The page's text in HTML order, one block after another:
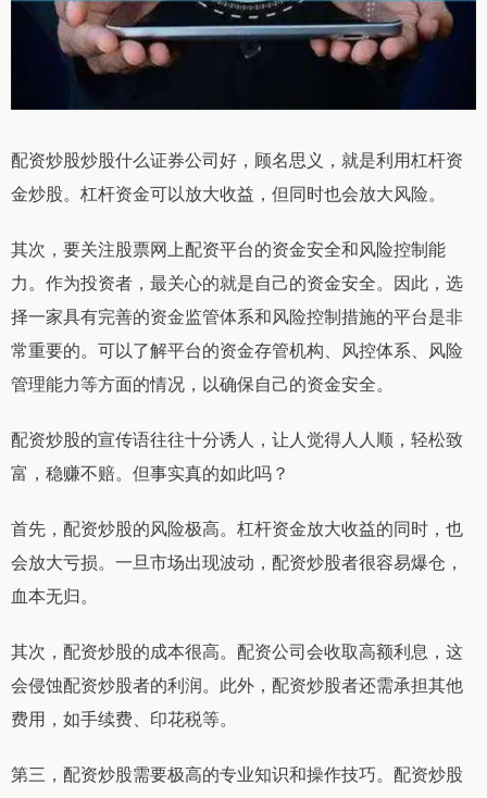
配资炒股炒股什么证券公司好，顾名思义，就是利用杠杆资
金炒股。杠杆资金可以放大收益，但同时也会放大风险。
其次，要关注股票网上配资平台的资金安全和风险控制能
力。作为投资者，最关心的就是自己的资金安全。因此，选
择一家具有完善的资金监管体系和风险控制措施的平台是非
常重要的。可以了解平台的资金存管机构、风控体系、风险
管理能力等方面的情况，以确保自己的资金安全。
配资炒股的宣传语往往十分诱人，让人觉得人人顺，轻松致
富，稳赚不赔。但事实真的如此吗？
首先，配资炒股的风险极高。杠杆资金放大收益的同时，也
会放大亏损。一旦市场出现波动，配资炒股者很容易爆仓，
血本无归。
其次，配资炒股的成本很高。配资公司会收取高额利息，这
会侵蚀配资炒股者的利润。此外，配资炒股者还需承担其他
费用，如手续费、印花税等。
第三，配资炒股需要极高的专业知识和操作技巧。配资炒股